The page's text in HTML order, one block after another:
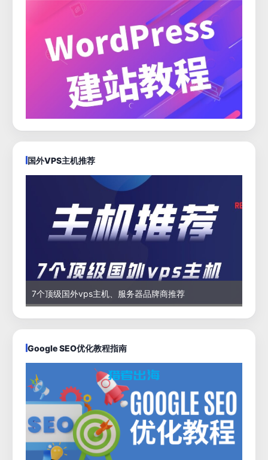
国外VPS主机推荐
7个顶级国外vps主机、服务器品牌商推荐
Google SEO优化教程指南